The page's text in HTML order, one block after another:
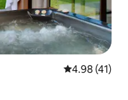
5 पैकी 4.98
4.98 (41)